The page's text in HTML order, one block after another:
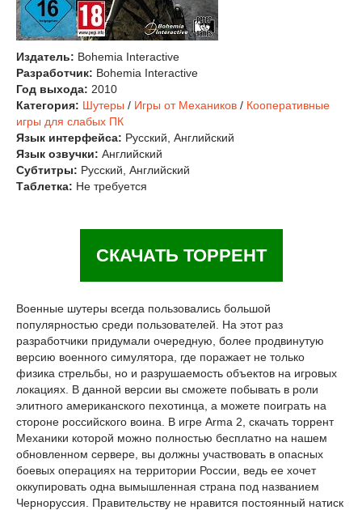
Издатель: Bohemia Interactive
Разработчик: Bohemia Interactive
Год выхода: 2010
Категория: Шутеры / Игры от Механиков / Кооперативные
игры для слабых ПК
Язык интерфейса: Русский, Английский
Язык озвучки: Английский
Субтитры: Русский, Английский
Таблетка: Не требуется
СКАЧАТЬ ТОРРЕНТ
Военные шутеры всегда пользовались большой
популярностью среди пользователей. На этот раз
разработчики придумали очередную, более продвинутую
версию военного симулятора, где поражает не только
физика стрельбы, но и разрушаемость объектов на игровых
локациях. В данной версии вы сможете побывать в роли
элитного американского пехотинца, а можете поиграть на
стороне российского воина. В игре Arma 2, скачать торрент
Механики которой можно полностью бесплатно на нашем
обновленном сервере, вы должны участвовать в опасных
боевых операциях на территории России, ведь ее хочет
оккупировать одна вымышленная страна под названием
Черноруссия. Правительству не нравится постоянный натиск